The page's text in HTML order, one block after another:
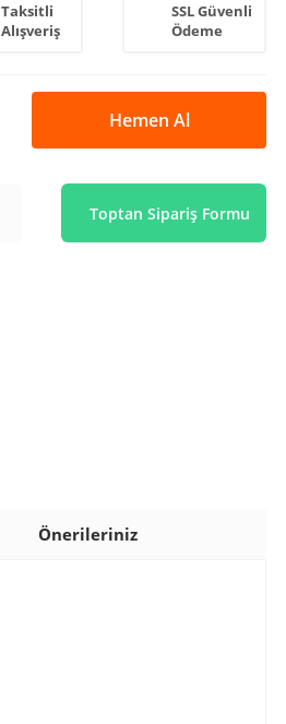
Taksitli
Alışveriş
SSL Güvenli
Ödeme
Hemen Al
Toptan Sipariş Formu
Önerileriniz